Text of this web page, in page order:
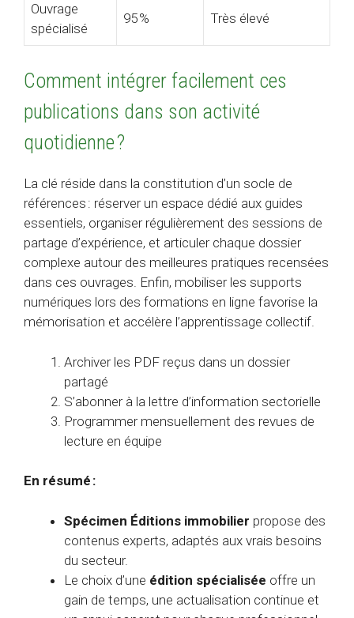
Ouvrage
spécialisé
95 % Très élevé
Comment intégrer facilement ces
publications dans son activité
quotidienne ?
La clé réside dans la constitution d’un socle de
références : réserver un espace dédié aux guides
essentiels, organiser régulièrement des sessions de
partage d’expérience, et articuler chaque dossier
complexe autour des meilleures pratiques recensées
dans ces ouvrages. Enfin, mobiliser les supports
numériques lors des formations en ligne favorise la
mémorisation et accélère l’apprentissage collectif.
Archiver les PDF reçus dans un dossier
partagé
S’abonner à la lettre d’information sectorielle
Programmer mensuellement des revues de
lecture en équipe
En résumé :
Spécimen Éditions immobilier propose des
contenus experts, adaptés aux vrais besoins
du secteur.
Le choix d’une édition spécialisée offre un
gain de temps, une actualisation continue et